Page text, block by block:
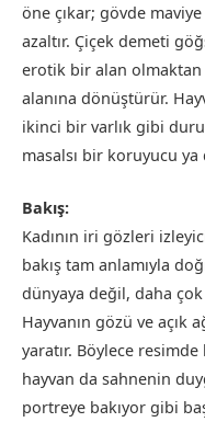
öne çıkar; gövde maviye
azaltır. Çiçek demeti
erotik bir alan olmaktan
alanına dönüştürür.
ikinci bir varlık gibi
masalsı bir koruyucu
Bakış:
Kadının iri gözleri
bakış tam anlamıyla
dünyaya değil, daha
Hayvanın gözü ve açık
yaratır. Böylece resimde
hayvan da sahnenin
portreye bakıyor gibi